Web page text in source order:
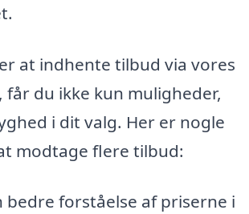
at indhente tilbud via vores
får du ikke kun muligheder,
i dit valg. Her er nogle
modtage flere tilbud:
bedre forståelse af priserne i